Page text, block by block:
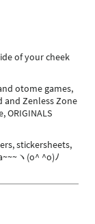
of your cheek
otome games,
and Zenless Zone
ORIGINALS
stickersheets,
ヽ(o^ ^o)ﾉ